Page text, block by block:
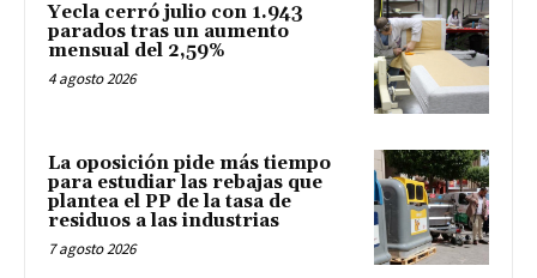
Yecla cerró julio con 1.943
parados tras un aumento
mensual del 2,59%
4 agosto 2026
La oposición pide más tiempo
para estudiar las rebajas que
plantea el PP de la tasa de
residuos a las industrias
7 agosto 2026